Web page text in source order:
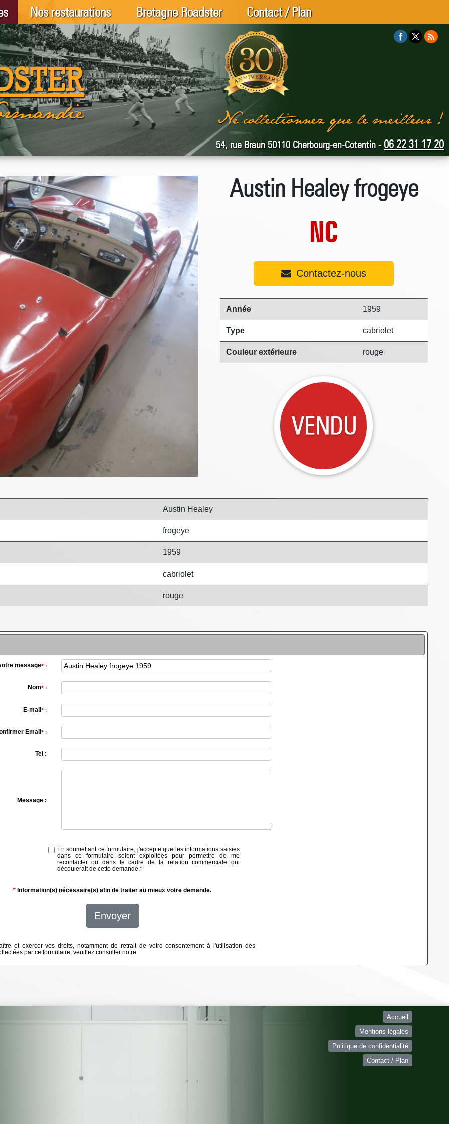
Nos restaurations Bretagne Roadster Contact / Plan
54, rue Braun 50110 Cherbourg-en-Cotentin - 06 22 31 17 20
Austin Healey frogeye
NC
Contactez-nous
Année 1959
Type cabriolet
Couleur extérieure rouge
Austin Healey
frogeye
1959
cabriolet
rouge
message*:
Nom*:
E-mail *:
Email *:
Tel :
Message :
En soumettant ce formulaire, j'accepte que les informations saisies
dans ce formulaire soient exploitées pour permettre de me
recontacter ou dans le cadre de la relation commerciale qui
découlerait de cette demande.*
* Information(s) nécessaire(s) afin de traiter au mieux votre demande.
Envoyer
et exercer vos droits, notamment de retrait de votre consentement à l'utilisation des
par ce formulaire, veuillez consulter notre
Accueil
Mentions légales
Politique de confidentialité
Contact / Plan